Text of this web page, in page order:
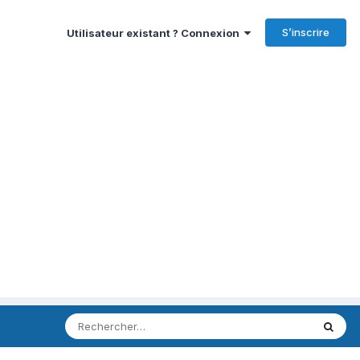
Utilisateur existant ? Connexion S’inscrire